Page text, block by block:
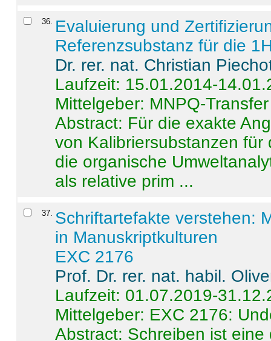
36. Evaluierung und
Referenzsubstanz für die
Dr. rer. nat. Christian
Laufzeit: 15.01.2014-
Mittelgeber: MNPQ-Transfer
Abstract: Für die exakte
von Kalibriersubstanzen
die organische
als relative prim ...
37. Schriftartefakte verstehen:
in Manuskriptkulturen
EXC 2176
Prof. Dr. rer. nat. habil.
Laufzeit: 01.07.2019-
Mittelgeber: EXC 2176:
Abstract: Schreiben ist